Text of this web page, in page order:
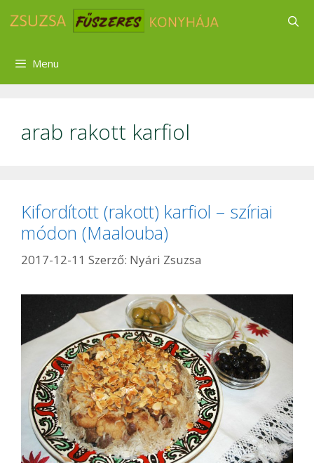
Menu
arab rakott karfiol
Kifordított (rakott) karfiol – szíriai
módon (Maalouba)
2017-12-11 Szerző: Nyári Zsuzsa